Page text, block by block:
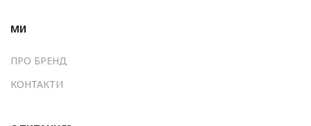
МИ
ПРО БРЕНД
КОНТАКТИ